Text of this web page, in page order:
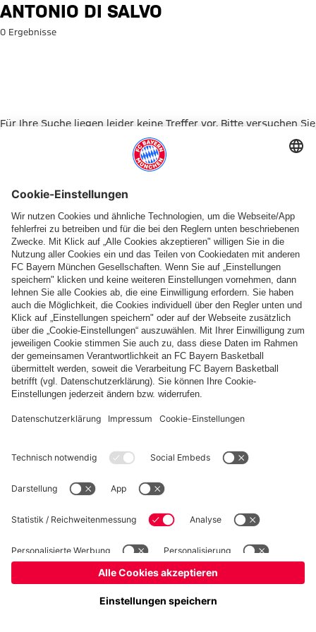
Suche: Antonio di Salvo
ANTONIO DI SALVO
0 Ergebnisse
Für Ihre Suche liegen leider keine Treffer vor. Bitte versuchen Sie
Zur Startseite
Basketball Frauen Handball Schach Schiedsrichter
Seniorenfußball
Tischtennis
Impressum Datenschutz Nutzungsbedingungen Barrierefreiheit